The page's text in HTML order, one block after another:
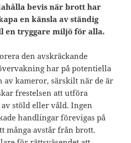
bevis när brott har
en känsla av ständig
en tryggare miljö för alla.
den avskräckande
har på potentiella
av kameror, särskilt när de är
frestelsen att utföra
stöld eller våld. Ingen
handlingar förevigas på
många avstår från brott.